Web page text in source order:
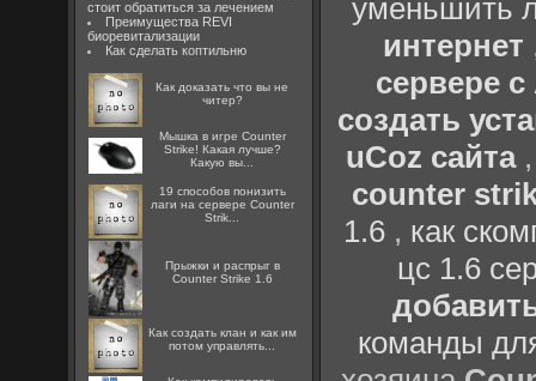
стоит обратиться за лечением
Преимущества REVI
биоревитализации
Как сделать коптильню
Как доказать что вы не
читер?
Мышка в игре Counter
Strike! Какая лучше?
Какую вы...
19 способов понизить
лаги на сервере Counter
Strik...
Прыжки и распрыг в
Counter Strike 1.6
Как создать клан и как им
потом управлять...
уменьшить
интернет
сервере
создать
uCoz сайта
counter
1.6, как
цс 1.6
команды